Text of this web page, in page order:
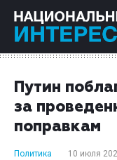
Путин
за
поправкам
Политика 10 июля